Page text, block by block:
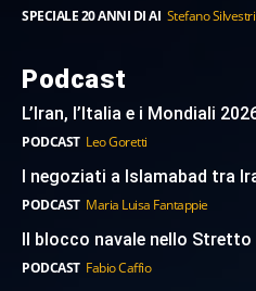
SPECIALE 20 ANNI DI AI Stefano Silvestri
Podcast
L’Iran, l’Italia e i Mondiali
PODCAST Leo Goretti
I negoziati a Islamabad tra
PODCAST Maria Luisa Fantappie
Il blocco navale nello
PODCAST Fabio Caffio